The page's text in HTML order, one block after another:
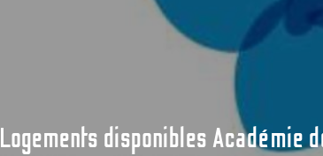
Logements disponibles Académie